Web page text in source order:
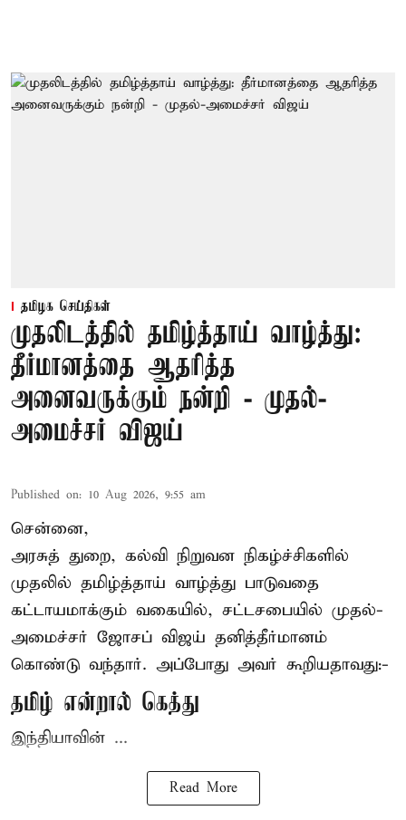
தமிழக செய்திகள்
முதலிடத்தில் தமிழ்த்தாய் வாழ்த்து:
தீர்மானத்தை ஆதரித்த
அனைவருக்கும் நன்றி - முதல்-
அமைச்சர் விஜய்
Published on: 10 Aug 2026, 9:55 am
சென்னை,
அரசுத் துறை, கல்வி நிறுவன நிகழ்ச்சிகளில்
முதலில் தமிழ்த்தாய் வாழ்த்து பாடுவதை
கட்டாயமாக்கும் வகையில், சட்டசபையில் முதல்-
அமைச்சர் ஜோசப் விஜய் தனித்தீர்மானம்
கொண்டு வந்தார். அப்போது அவர் கூறியதாவது:-
தமிழ் என்றால் கெத்து
இந்தியாவின் ...
Read More